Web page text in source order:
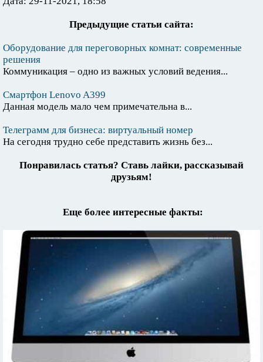
Предыдущие статьи сайта:
Оборудование для переговорных комнат: современные
решения
Коммуникация – одно из важных условий ведения...
Смартфон Lenovo A399
Данная модель мало чем примечательна в...
Телеграмм для бизнеса: виртуальный номер
На сегодня трудно себе представить жизнь без...
Понравилась статья? Ставь лайки, рассказывай
друзьям!
Еще более интересные факты: